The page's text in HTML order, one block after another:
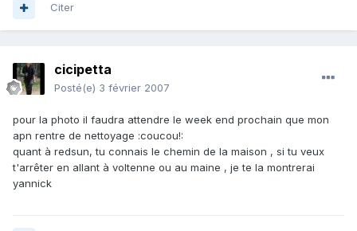
Citer
cicipetta
Posté(e) 3 février 2007
pour la photo il faudra attendre le week end prochain que mon
apn rentre de nettoyage :coucou!:
quant à redsun, tu connais le chemin de la maison , si tu veux
t'arrêter en allant à voltenne ou au maine , je te la montrerai
yannick